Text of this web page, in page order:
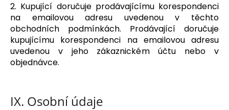
2. Kupující doručuje prodávajícímu korespondenci
na emailovou adresu uvedenou v těchto
obchodních podmínkách. Prodávající doručuje
kupujícímu korespondenci na emailovou adresu
uvedenou v jeho zákaznickém účtu nebo v
objednávce.
IX. Osobní údaje